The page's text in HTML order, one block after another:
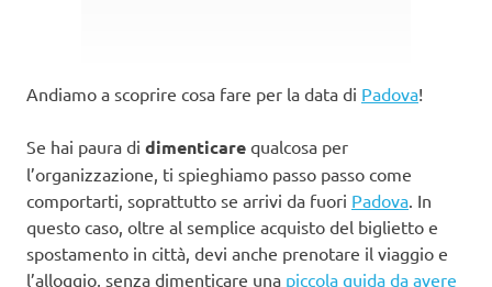
Andiamo a scoprire cosa fare per la data di Padova!
Se hai paura di dimenticare qualcosa per
l’organizzazione, ti spieghiamo passo passo come
comportarti, soprattutto se arrivi da fuori Padova . In
questo caso, oltre al semplice acquisto del biglietto e
spostamento in città, devi anche prenotare il viaggio e
l’alloggio, senza dimenticare una piccola guida da avere